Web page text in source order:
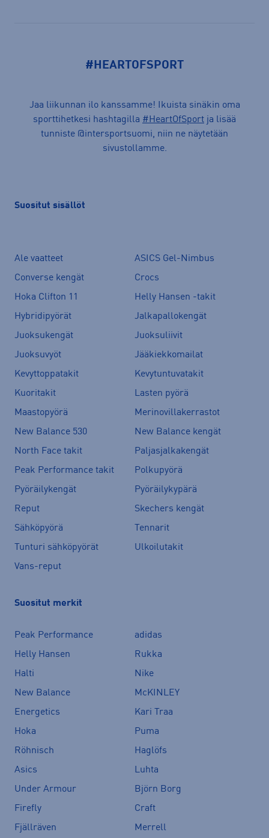
#HEARTOFSPORT
Jaa liikunnan ilo kanssamme! Ikuista sinäkin oma
sporttihetkesi hashtagilla #HeartOfSport ja lisää
tunniste @intersportsuomi, niin ne näytetään
sivustollamme.
Suositut sisällöt
Ale vaatteet
ASICS Gel-Nimbus
Converse kengät
Crocs
Hoka Clifton 11
Helly Hansen -takit
Hybridipyörät
Jalkapallokengät
Juoksukengät
Juoksuliivit
Juoksuvyöt
Jääkiekkomailat
Kevyttoppatakit
Kevytuntuvatakit
Kuoritakit
Lasten pyörä
Maastopyörä
Merinovillakerrastot
New Balance 530
New Balance kengät
North Face takit
Paljasjalkakengät
Peak Performance takit
Polkupyörä
Pyöräilykengät
Pyöräilykypärä
Reput
Skechers kengät
Sähköpyörä
Tennarit
Tunturi sähköpyörät
Ulkoilutakit
Vans-reput
Suositut merkit
Peak Performance
adidas
Helly Hansen
Rukka
Halti
Nike
New Balance
McKINLEY
Energetics
Kari Traa
Hoka
Puma
Röhnisch
Haglöfs
Asics
Luhta
Under Armour
Björn Borg
Firefly
Craft
Fjällräven
Merrell